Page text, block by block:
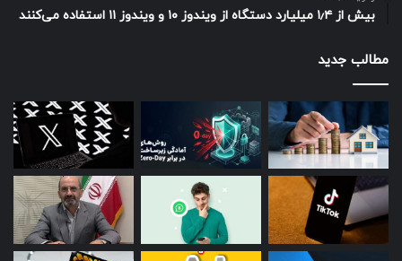
بیش از ۱٫۴ میلیارد دستگاه از ویندوز ۱۰ و ویندوز ۱۱ استفاده می‌کنند
مطالب جدید